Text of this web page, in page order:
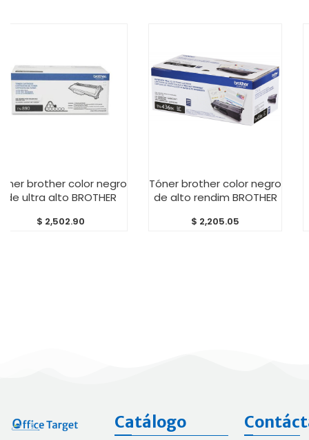
color negro
BROTHER
Tóner brother color negro
de alto rendim BROTHER
Toner
Catálogo